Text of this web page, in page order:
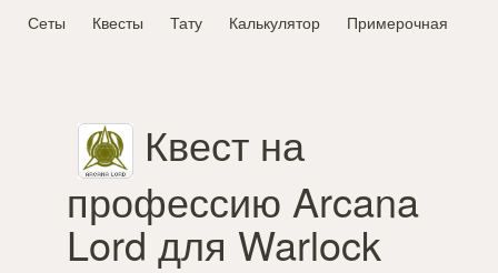
Сеты Квесты Тату Калькулятор Примерочная
Квест на
профессию Arcana
Lord для Warlock